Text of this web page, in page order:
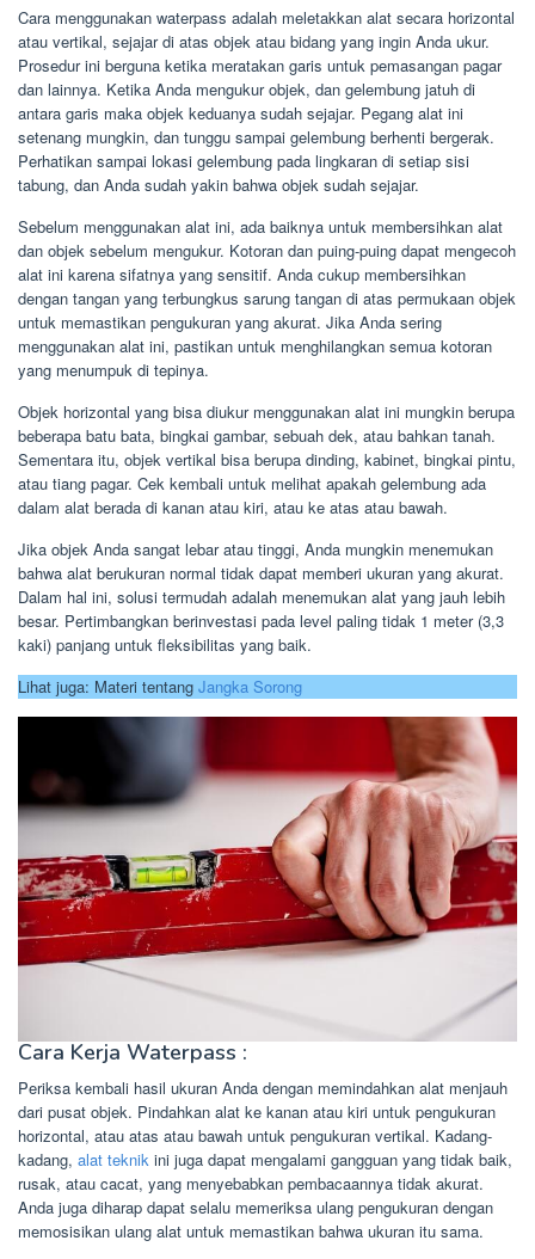
Cara menggunakan waterpass adalah meletakkan alat secara horizontal
atau vertikal, sejajar di atas objek atau bidang yang ingin Anda ukur.
Prosedur ini berguna ketika meratakan garis untuk pemasangan pagar
dan lainnya. Ketika Anda mengukur objek, dan gelembung jatuh di
antara garis maka objek keduanya sudah sejajar. Pegang alat ini
setenang mungkin, dan tunggu sampai gelembung berhenti bergerak.
Perhatikan sampai lokasi gelembung pada lingkaran di setiap sisi
tabung, dan Anda sudah yakin bahwa objek sudah sejajar.
Sebelum menggunakan alat ini, ada baiknya untuk membersihkan alat
dan objek sebelum mengukur. Kotoran dan puing-puing dapat mengecoh
alat ini karena sifatnya yang sensitif. Anda cukup membersihkan
dengan tangan yang terbungkus sarung tangan di atas permukaan objek
untuk memastikan pengukuran yang akurat. Jika Anda sering
menggunakan alat ini, pastikan untuk menghilangkan semua kotoran
yang menumpuk di tepinya.
Objek horizontal yang bisa diukur menggunakan alat ini mungkin berupa
beberapa batu bata, bingkai gambar, sebuah dek, atau bahkan tanah.
Sementara itu, objek vertikal bisa berupa dinding, kabinet, bingkai pintu,
atau tiang pagar. Cek kembali untuk melihat apakah gelembung ada
dalam alat berada di kanan atau kiri, atau ke atas atau bawah.
Jika objek Anda sangat lebar atau tinggi, Anda mungkin menemukan
bahwa alat berukuran normal tidak dapat memberi ukuran yang akurat.
Dalam hal ini, solusi termudah adalah menemukan alat yang jauh lebih
besar. Pertimbangkan berinvestasi pada level paling tidak 1 meter (3,3
kaki) panjang untuk fleksibilitas yang baik.
Lihat juga: Materi tentang Jangka Sorong
Cara Kerja Waterpass :
Periksa kembali hasil ukuran Anda dengan memindahkan alat menjauh
dari pusat objek. Pindahkan alat ke kanan atau kiri untuk pengukuran
horizontal, atau atas atau bawah untuk pengukuran vertikal. Kadang-
kadang, alat teknik ini juga dapat mengalami gangguan yang tidak baik,
rusak, atau cacat, yang menyebabkan pembacaannya tidak akurat.
Anda juga diharap dapat selalu memeriksa ulang pengukuran dengan
memosisikan ulang alat untuk memastikan bahwa ukuran itu sama.